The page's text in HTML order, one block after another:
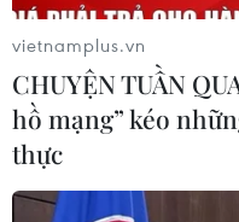
Lâm Đồng rà soát
doanh thức ăn đường
ngộ độc
vietnamplus.vn
CHUYỆN TUẦN
hồ mạng” kéo
thực